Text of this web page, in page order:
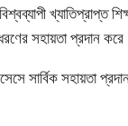
খ্যাতিপ্রাপ্ত
ধরণের সহায়তা প্রদান
সার্বিক সহায়তা